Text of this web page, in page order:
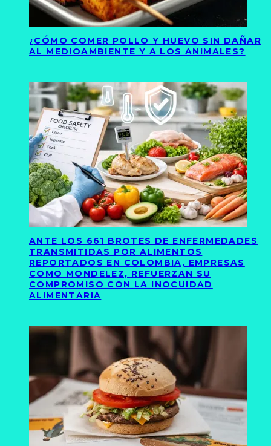
¿CÓMO COMER POLLO Y HUEVO SIN DAÑAR
AL MEDIOAMBIENTE Y A LOS ANIMALES?
ANTE LOS 661 BROTES DE ENFERMEDADES
TRANSMITIDAS POR ALIMENTOS
REPORTADOS EN COLOMBIA, EMPRESAS
COMO MONDELEZ, REFUERZAN SU
COMPROMISO CON LA INOCUIDAD
ALIMENTARIA